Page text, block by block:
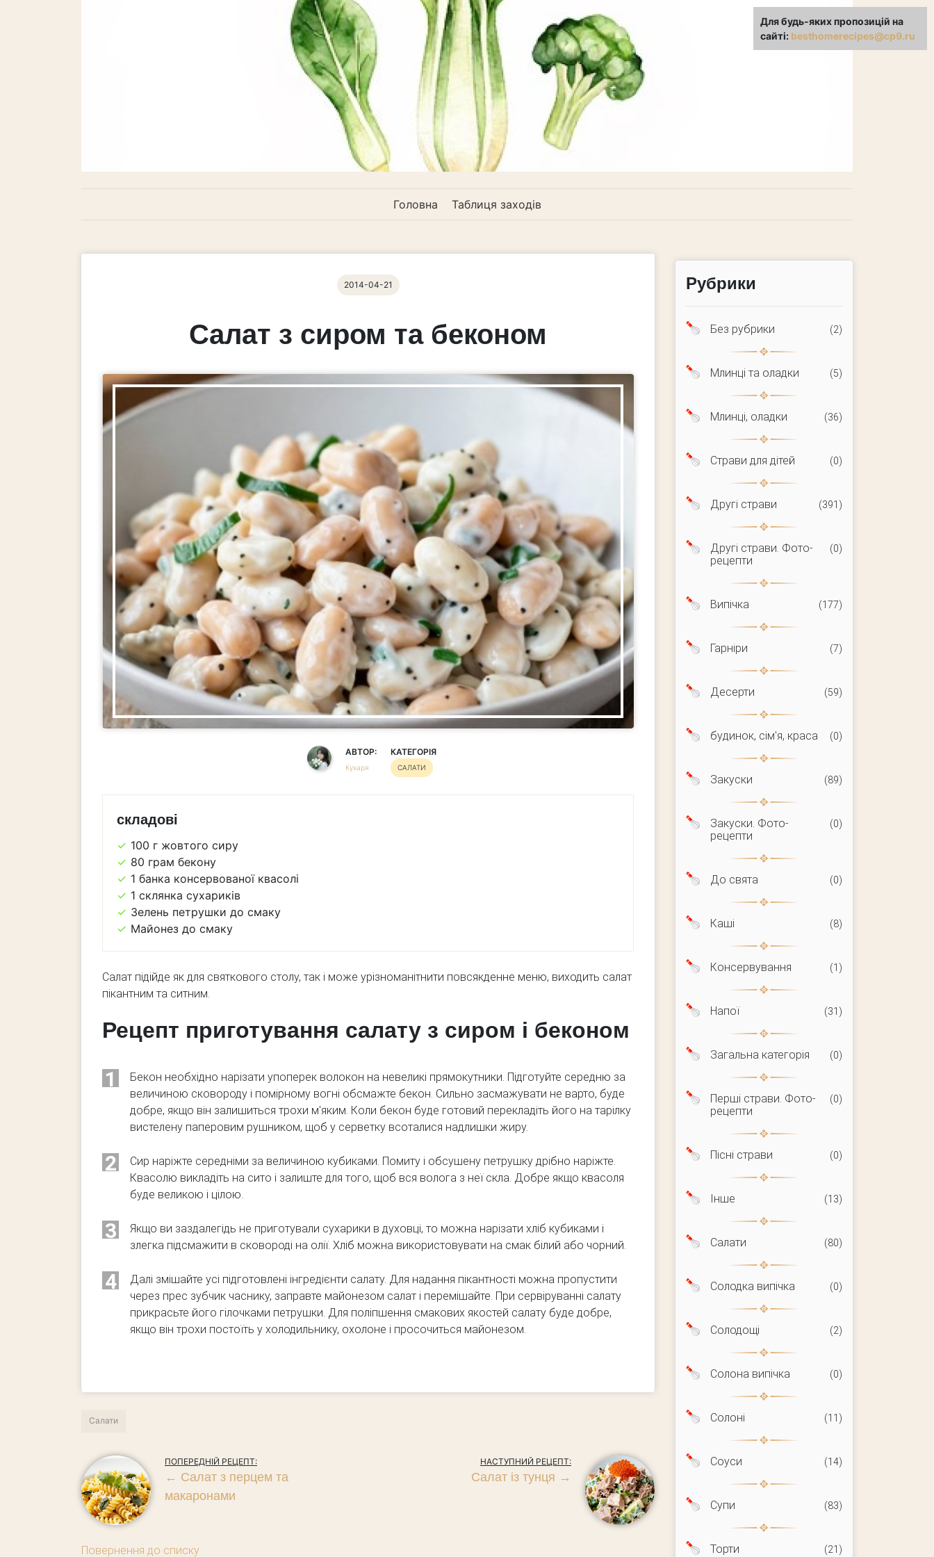
Головна Таблиця заходів
2014-04-21
Салат з сиром та беконом
АВТОР:
Кухаря
КАТЕГОРІЯ
САЛАТИ
складові
100 г жовтого сиру
80 грам бекону
1 банка консервованої квасолі
1 склянка сухариків
Зелень петрушки до смаку
Майонез до смаку
Салат підійде як для святкового столу, так і може урізноманітнити повсякденне меню, виходить салат
пікантним та ситним.
Рецепт приготування салату з сиром і беконом
1
Бекон необхідно нарізати упоперек волокон на невеликі прямокутники. Підготуйте середню за
величиною сковороду і помірному вогні обсмажте бекон. Сильно засмажувати не варто, буде
добре, якщо він залишиться трохи м'яким. Коли бекон буде готовий перекладіть його на тарілку
вистелену паперовим рушником, щоб у серветку всоталися надлишки жиру.
2
Сир наріжте середніми за величиною кубиками. Помиту і обсушену петрушку дрібно наріжте.
Квасолю викладіть на сито і залиште для того, щоб вся волога з неї скла. Добре якщо квасоля
буде великою і цілою.
3
Якщо ви заздалегідь не приготували сухарики в духовці, то можна нарізати хліб кубиками і
злегка підсмажити в сковороді на олії. Хліб можна використовувати на смак білий або чорний.
4
Далі змішайте усі підготовлені інгредієнти салату. Для надання пікантності можна пропустити
через прес зубчик часнику, заправте майонезом салат і перемішайте. При сервіруванні салату
прикрасьте його гілочками петрушки. Для поліпшення смакових якостей салату буде добре,
якщо він трохи постоїть у холодильнику, охолоне і просочиться майонезом.
Салати
ПОПЕРЕДНІЙ РЕЦЕПТ:
← Салат з перцем та
макаронами
НАСТУПНИЙ РЕЦЕПТ:
Салат із тунця →
Повернення до списку
Рубрики
Без рубрики (2)
Млинці та оладки (5)
Млинці, оладки (36)
Страви для дітей (0)
Другі страви (391)
Другі страви. Фото-
рецепти
(0)
Випічка (177)
Гарніри (7)
Десерти (59)
будинок, сім'я, краса (0)
Закуски (89)
Закуски. Фото-
рецепти
(0)
До свята (0)
Каші (8)
Консервування (1)
Напої (31)
Загальна категорія (0)
Перші страви. Фото-
рецепти
(0)
Пісні страви (0)
Інше (13)
Салати (80)
Солодка випічка (0)
Солодощі (2)
Солона випічка (0)
Солоні (11)
Соуси (14)
Супи (83)
Торти (21)
Для будь-яких пропозицій на
сайті: besthomerecipes@cp9.ru